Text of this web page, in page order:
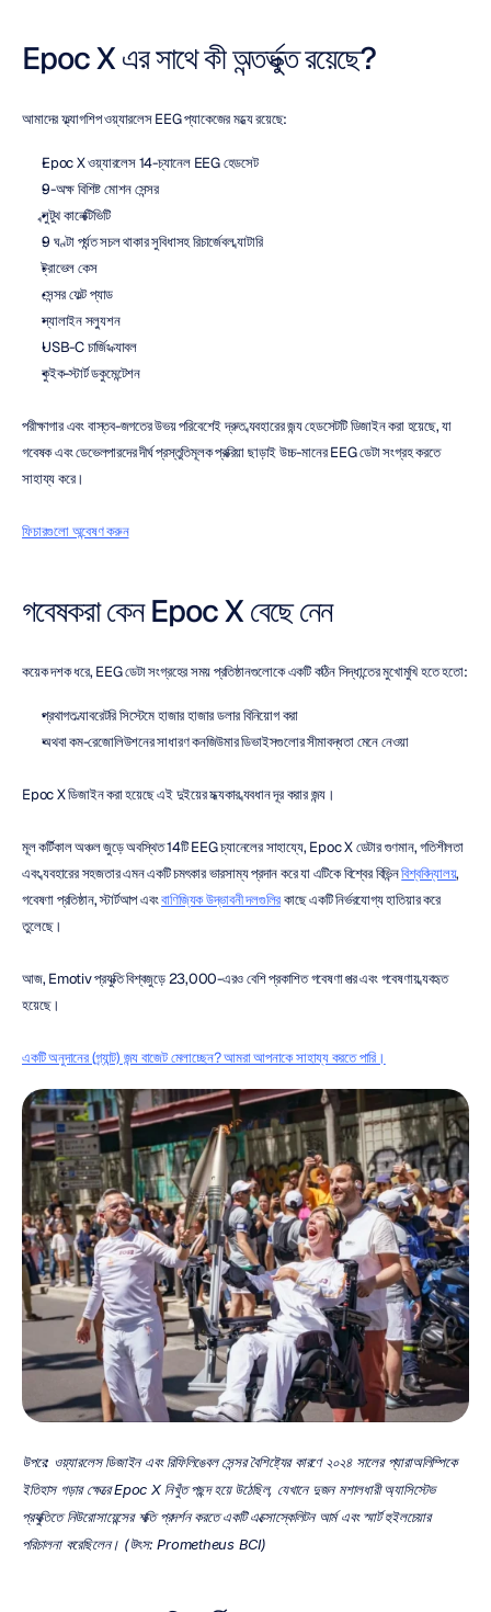
Epoc X এর সাথে কী অন্তর্ভুক্ত রয়েছে?
আমাদের ফ্ল্যাগশিপ ওয়্যারলেস EEG প্যাকেজের মধ্যে রয়েছে:
Epoc X ওয়্যারলেস 14-চ্যানেল EEG হেডসেট
9-অক্ষ বিশিষ্ট মোশন সেন্সর
ব্লুটুথ কানেক্টিভিটি
9 ঘণ্টা পর্যন্ত সচল থাকার সুবিধাসহ রিচার্জেবল ব্যাটারি
ট্রাভেল কেস
সেন্সর ফেল্ট প্যাড
স্যালাইন সল্যুশন
USB-C চার্জিং ক্যাবল
কুইক-স্টার্ট ডকুমেন্টেশন
পরীক্ষাগার এবং বাস্তব-জগতের উভয় পরিবেশেই দ্রুত ব্যবহারের জন্য হেডসেটটি ডিজাইন করা হয়েছে, যা
গবেষক এবং ডেভেলপারদের দীর্ঘ প্রস্তুতিমূলক প্রক্রিয়া ছাড়াই উচ্চ-মানের EEG ডেটা সংগ্রহ করতে
সাহায্য করে।
ফিচারগুলো অন্বেষণ করুন
গবেষকরা কেন Epoc X বেছে নেন
কয়েক দশক ধরে, EEG ডেটা সংগ্রহের সময় প্রতিষ্ঠানগুলোকে একটি কঠিন সিদ্ধান্তের মুখোমুখি হতে হতো:
প্রথাগত ল্যাবরেটরি সিস্টেমে হাজার হাজার ডলার বিনিয়োগ করা
অথবা কম-রেজোলিউশনের সাধারণ কনজিউমার ডিভাইসগুলোর সীমাবদ্ধতা মেনে নেওয়া
Epoc X ডিজাইন করা হয়েছে এই দুইয়ের মধ্যকার ব্যবধান দূর করার জন্য।
মূল কর্টিকাল অঞ্চল জুড়ে অবস্থিত 14টি EEG চ্যানেলের সাহায্যে, Epoc X ডেটার গুণমান, গতিশীলতা
এবং ব্যবহারের সহজতার এমন একটি চমৎকার ভারসাম্য প্রদান করে যা এটিকে বিশ্বের বিভিন্ন বিশ্ববিদ্যালয়,
গবেষণা প্রতিষ্ঠান, স্টার্টআপ এবং বাণিজ্যিক উদ্ভাবনী দলগুলির কাছে একটি নির্ভরযোগ্য হাতিয়ার করে
তুলেছে।
আজ, Emotiv প্রযুক্তি বিশ্বজুড়ে 23,000-এরও বেশি প্রকাশিত গবেষণা পত্র এবং গবেষণায় ব্যবহৃত
হয়েছে।
একটি অনুদানের (গ্র্যান্ট) জন্য বাজেট মেলাচ্ছেন? আমরা আপনাকে সাহায্য করতে পারি।
উপরে: ওয়্যারলেস ডিজাইন এবং রিফিলিঙেবল সেন্সর বৈশিষ্ট্যের কারণে ২০২৪ সালের প্যারাঅলিম্পিকে
ইতিহাস গড়ার ক্ষেত্রে Epoc X নিখুঁত পছন্দ হয়ে উঠেছিল, যেখানে দুজন মশালধারী অ্যাসিস্টেভ
প্রযুক্তিতে নিউরোসায়েন্সের শক্তি প্রদর্শন করতে একটি এক্সোস্কেলিটন আর্ম এবং স্মার্ট হুইলচেয়ার
পরিচালনা করেছিলেন। (উৎস: Prometheus BCI)